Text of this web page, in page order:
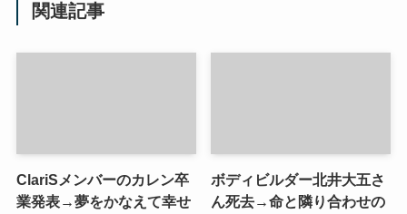
関連記事
ClariSメンバーのカレン卒
業発表→夢をかなえて幸せ
ボディビルダー北井大五さ
ん死去→命と隣り合わせの